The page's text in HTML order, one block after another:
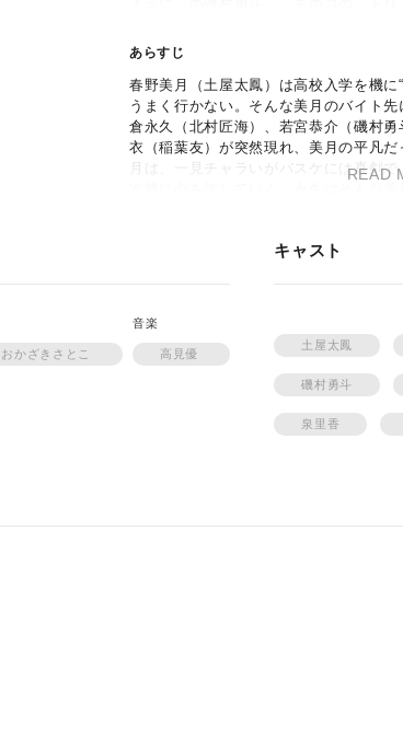
あらすじ
春野美月（土屋太鳳）は高校入学を機に
うまく行かない。そんな美月のバイト
倉永久（北村匠海）、若宮恭介（磯村
衣（稲葉友）が突然現れ、美月の平凡
月は、一見チャラいがバスケには真剣
持ちは変わらないよ」と亜哉に告白さ
READ
おかざきさとこ
音楽
高見優
キャスト
土屋太鳳
磯村勇斗
泉里香